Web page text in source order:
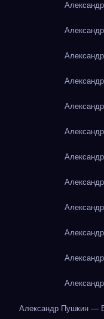
Александр Пушкин —